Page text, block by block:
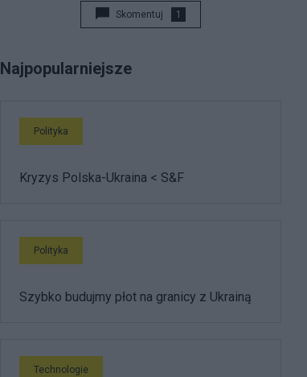
Skomentuj 1
Najpopularniejsze
Polityka
Kryzys Polska-Ukraina < S&F
Polityka
Szybko budujmy płot na granicy z Ukrainą
Technologie